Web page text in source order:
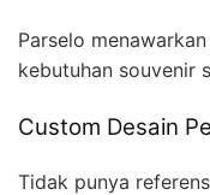
Parselo
kebutuhan souvenir
Custom Desain
Tidak punya